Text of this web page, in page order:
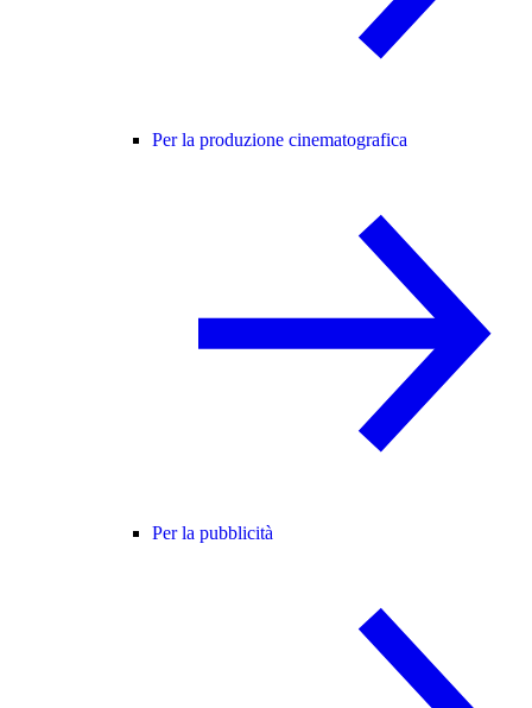
Per la produzione cinematografica
Per la pubblicità